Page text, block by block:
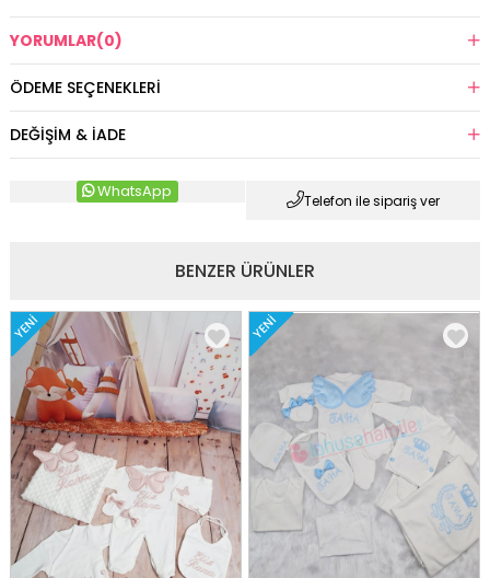
YORUMLAR(0)
ÖDEME SEÇENEKLERI
DEĞIŞIM & İADE
Telefon ile sipariş ver
WhatsApp
BENZER ÜRÜNLER
YENI YENI